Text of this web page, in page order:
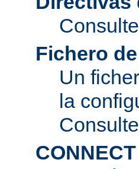
Fichero
Un
la
CONNECT